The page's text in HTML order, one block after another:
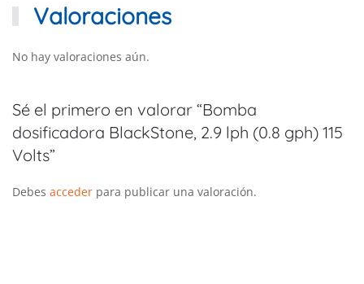
Valoraciones
No hay valoraciones aún.
Sé el primero en valorar “Bomba
dosificadora BlackStone, 2.9 lph (0.8 gph) 115
Volts”
Debes acceder para publicar una valoración.